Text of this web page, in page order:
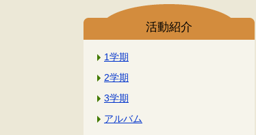
活動紹介
1学期
2学期
3学期
アルバム